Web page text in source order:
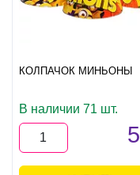
КОЛПАЧОК МИНЬОНЫ
В наличии 71 шт.
5